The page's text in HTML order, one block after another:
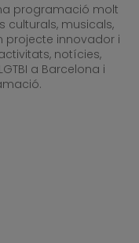
programació molt
culturals, musicals,
projecte innovador i
notícies,
a Barcelona i